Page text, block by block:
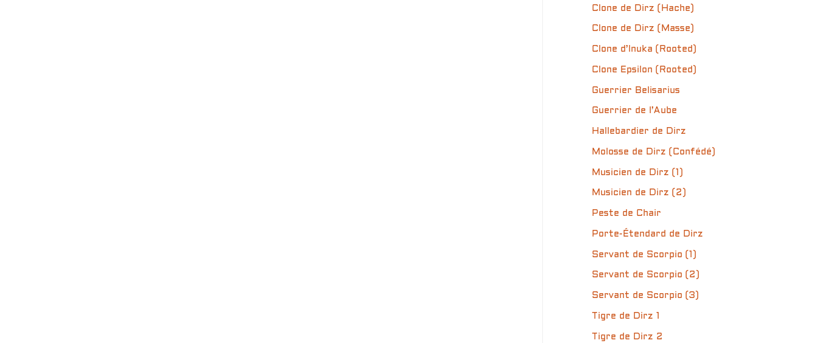
Clone de Dirz (Hache)
Clone de Dirz (Masse)
Clone d’Inuka (Rooted)
Clone Epsilon (Rooted)
Guerrier Belisarius
Guerrier de l’Aube
Hallebardier de Dirz
Molosse de Dirz (Confédé)
Musicien de Dirz (1)
Musicien de Dirz (2)
Peste de Chair
Porte-Étendard de Dirz
Servant de Scorpio (1)
Servant de Scorpio (2)
Servant de Scorpio (3)
Tigre de Dirz 1
Tigre de Dirz 2